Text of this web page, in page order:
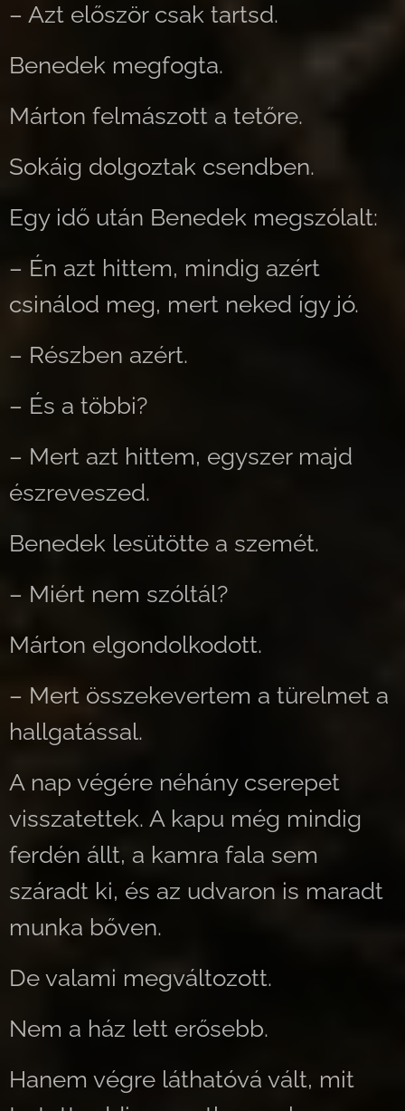
– Azt először csak tartsd.
Benedek megfogta.
Márton felmászott a tetőre.
Sokáig dolgoztak csendben.
Egy idő után Benedek megszólalt:
– Én azt hittem, mindig azért
csinálod meg, mert neked így jó.
– Részben azért.
– És a többi?
– Mert azt hittem, egyszer majd
észreveszed.
Benedek lesütötte a szemét.
– Miért nem szóltál?
Márton elgondolkodott.
– Mert összekevertem a türelmet a
hallgatással.
A nap végére néhány cserepet
visszatettek. A kapu még mindig
ferdén állt, a kamra fala sem
száradt ki, és az udvaron is maradt
munka bőven.
De valami megváltozott.
Nem a ház lett erősebb.
Hanem végre láthatóvá vált, mit